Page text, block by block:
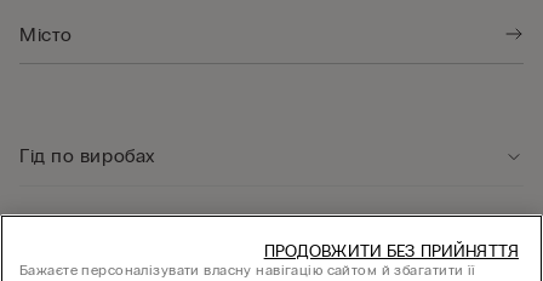
Гід по виробах
Бажаєте персоналізувати власну навігацію сайтом й збагатити її
ПРОДОВЖИТИ БЕЗ ПРИЙНЯТТЯ